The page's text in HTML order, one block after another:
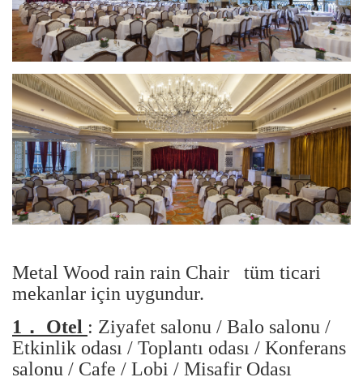
Metal Wood rain rain Chair
tüm ticari
mekanlar için uygundur.
1． Otel : Ziyafet salonu / Balo salonu /
Etkinlik odası / Toplantı odası / Konferans
salonu / Cafe / Lobi / Misafir Odası